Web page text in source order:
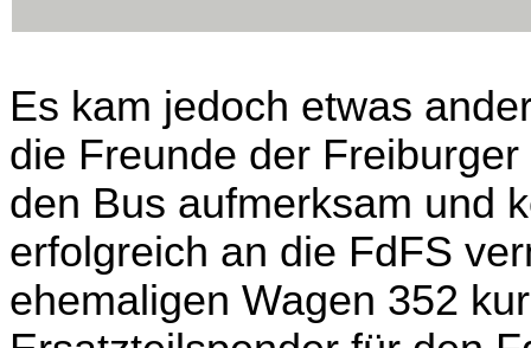
Es kam jedoch etwas
die Freunde der
den Bus aufmerksam und
erfolgreich an die FdFS
ehemaligen Wagen 352